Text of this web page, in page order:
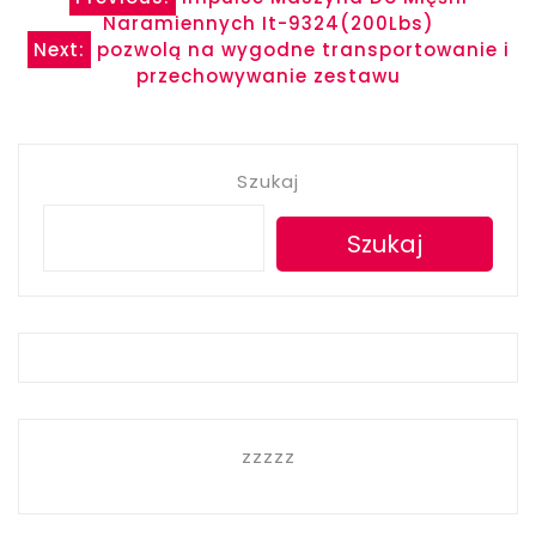
wpisu
Naramiennych It-9324(200Lbs)
Next:
pozwolą na wygodne transportowanie i
przechowywanie zestawu
Szukaj
Szukaj
zzzzz